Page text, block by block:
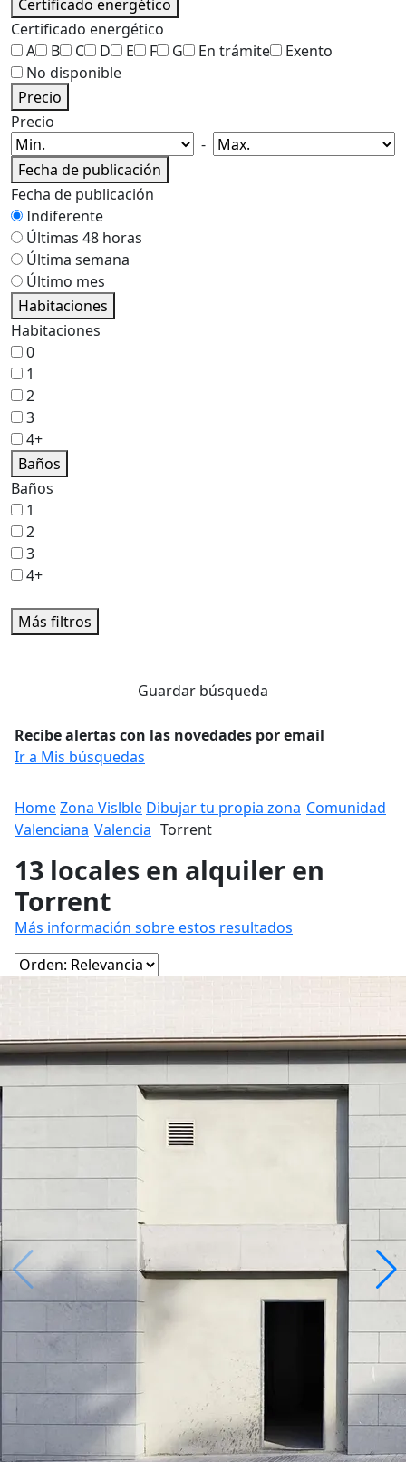
Certificado energético
Certificado energético
A
B C D E F G En trámite
Exento
No disponible
Precio
Precio
-
Fecha de publicación
Fecha de publicación
Indiferente
Últimas 48 horas
Última semana
Último mes
Habitaciones
Habitaciones
0
1
2
3
4+
Baños
Baños
1
2
3
4+
Más filtros
Guardar búsqueda
Recibe alertas con las novedades por email
Ir a Mis búsquedas
HomeZona Vislble Dibujar tu propia zona Comunidad
Valenciana Valencia Torrent
13 locales en alquiler en
Torrent
Más información sobre estos resultados